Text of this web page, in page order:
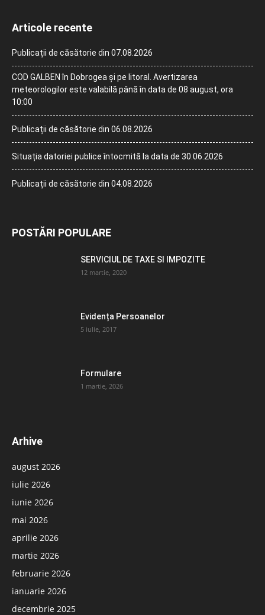
Articole recente
Publicații de căsătorie din 07.08.2026
COD GALBEN în Dobrogea și pe litoral. Avertizarea
meteorologilor este valabilă până în data de 08 august, ora
10:00
Publicații de căsătorie din 06.08.2026
Situația datoriei publice întocmită la data de 30.06.2026
Publicații de căsătorie din 04.08.2026
POSTĂRI POPULARE
SERVICIUL DE TAXE SI IMPOZITE
12 martie, 2020
Evidența Persoanelor
5 iulie, 2017
Formulare
1 martie, 2026
Arhive
august 2026
iulie 2026
iunie 2026
mai 2026
aprilie 2026
martie 2026
februarie 2026
ianuarie 2026
decembrie 2025